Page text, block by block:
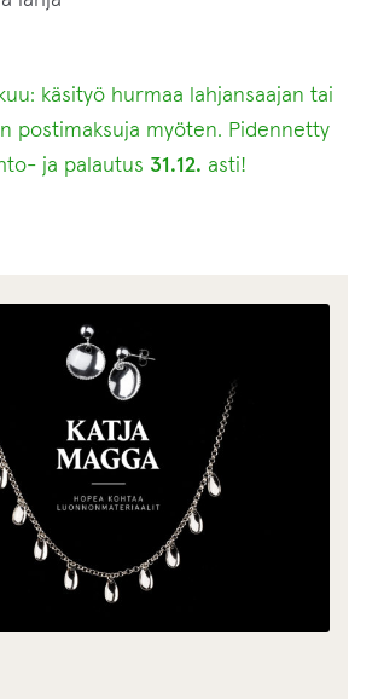
käsityö hurmaa lahjansaajan tai
postimaksuja myöten. Pidennetty
ja palautus 31.12. asti!